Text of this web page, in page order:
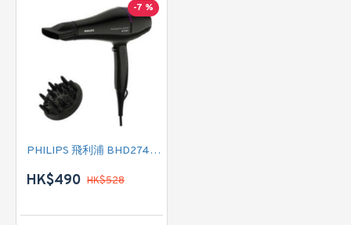
-7 %
PHILIPS 飛利浦 BHD274/03 風筒
HK$490 HK$528